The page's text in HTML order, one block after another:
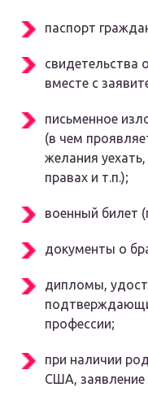
паспорт
свидетельства
вместе с
письменное
(в чем
желания
правах и т.п.);
военный билет
документы о
дипломы,
профессии;
при наличии
США, заявление